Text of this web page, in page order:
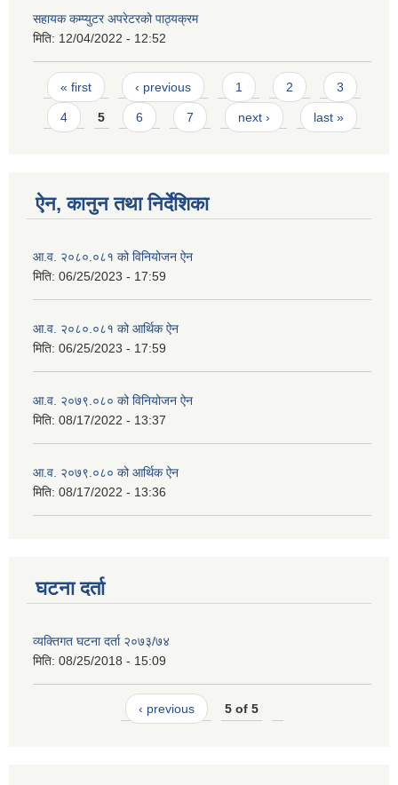
सहायक कम्प्युटर अपरेटरको पाठ्यक्रम
मिति: 12/04/2022 - 12:52
Pages
« first ‹ previous 1 2 3
4 5 6 7 next › last »
ऐन, कानुन तथा निर्देशिका
आ.व. २०८०.०८१ को विनियोजन ऐन
मिति: 06/25/2023 - 17:59
आ.व. २०८०.०८१ को आर्थिक ऐन
मिति: 06/25/2023 - 17:59
आ.व. २०७९.०८० को विनियोजन ऐन
मिति: 08/17/2022 - 13:37
आ.व. २०७९.०८० को आर्थिक ऐन
मिति: 08/17/2022 - 13:36
घटना दर्ता
व्यक्तिगत घटना दर्ता २०७३/७४
मिति: 08/25/2018 - 15:09
‹ previous 5 of 5